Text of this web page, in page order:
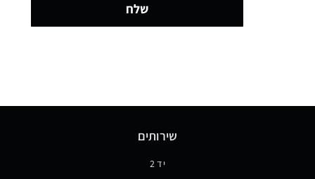
שלח
שירותים
יד 2